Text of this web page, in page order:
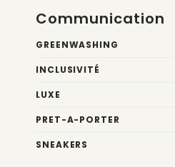
Communication
GREENWASHING
INCLUSIVITÉ
LUXE
PRET-A-PORTER
SNEAKERS